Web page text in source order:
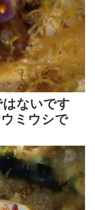
ないです
ミウシで